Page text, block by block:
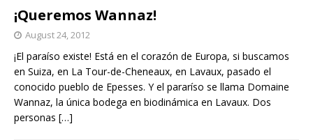
¡Queremos Wannaz!
August 24, 2012
¡El paraíso existe! Está en el corazón de Europa, si buscamos
en Suiza, en La Tour-de-Cheneaux, en Lavaux, pasado el
conocido pueblo de Epesses. Y el pararíso se llama Domaine
Wannaz, la única bodega en biodinámica en Lavaux. Dos
personas […]